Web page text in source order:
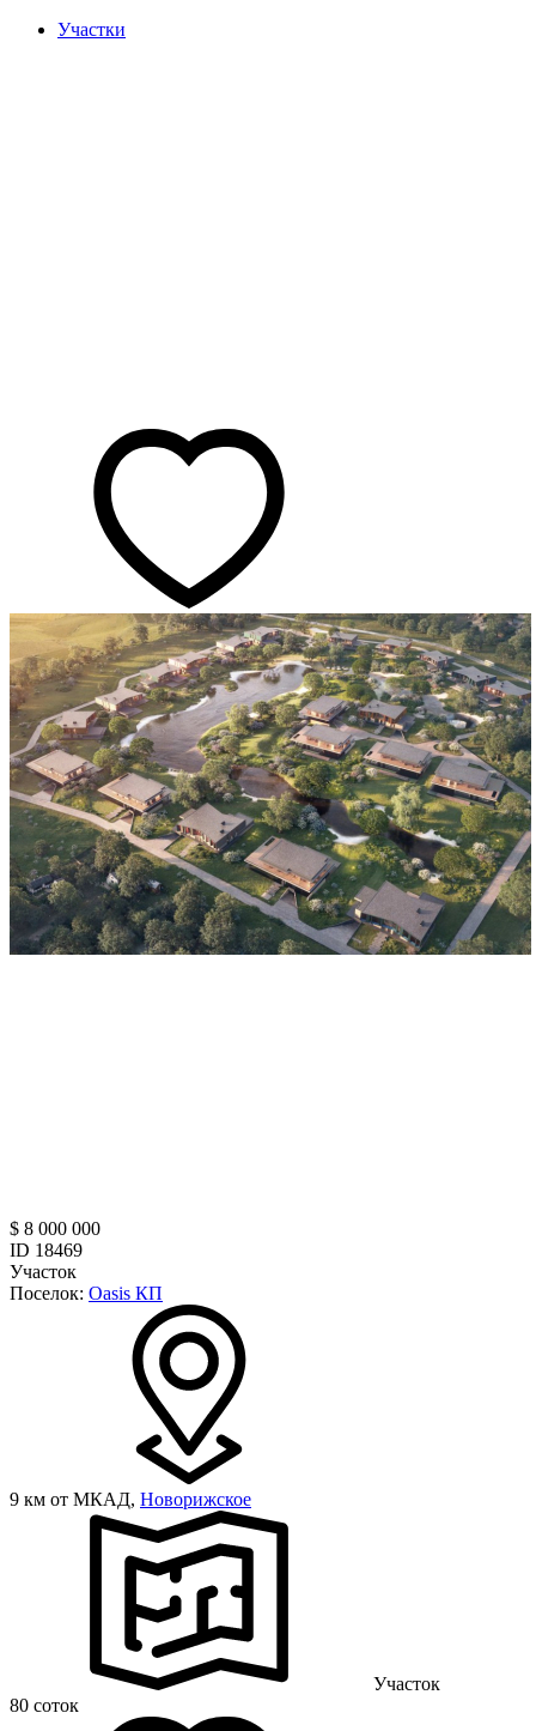
Участки
$ 8 000 000
ID 18469
Участок
Поселок: Oasis КП
9 км от МКАД, Новорижское
Участок
80 соток